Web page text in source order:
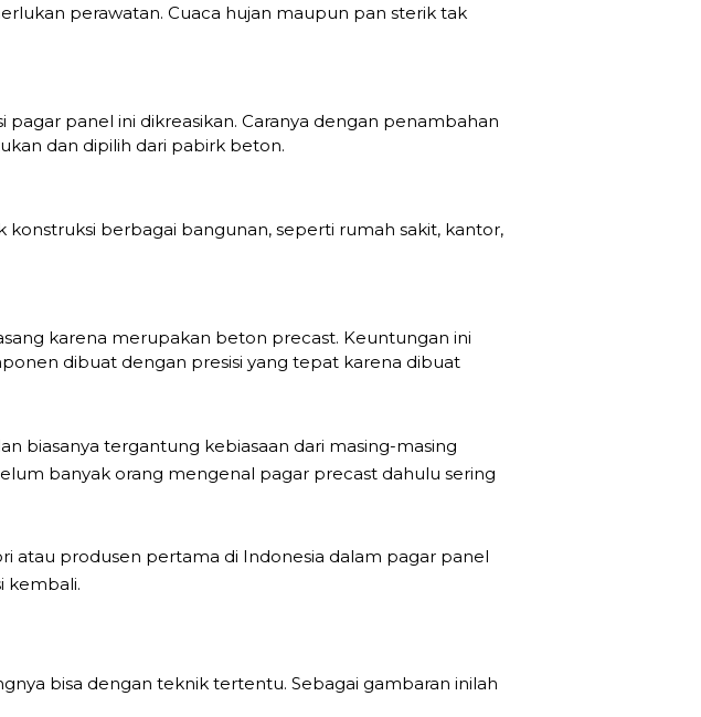
perawatan. Cuaca hujan maupun pan sterik tak
panel ini dikreasikan. Caranya dengan penambahan
dan dipilih dari pabirk beton.
berbagai bangunan, seperti rumah sakit, kantor,
karena merupakan beton precast. Keuntungan ini
dibuat dengan presisi yang tepat karena dibuat
biasanya tergantung kebiasaan dari masing-masing
banyak orang mengenal pagar precast dahulu sering
atau produsen pertama di Indonesia dalam pagar panel
kembali.
bisa dengan teknik tertentu. Sebagai gambaran inilah